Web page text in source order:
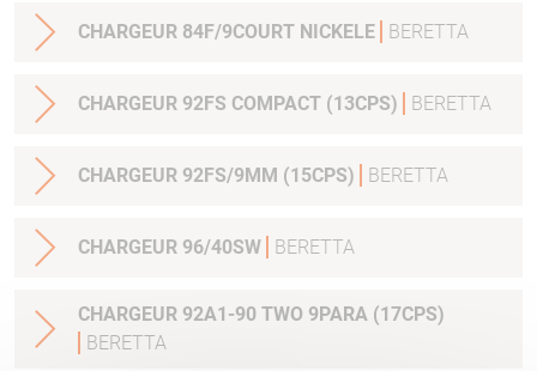
CHARGEUR 84F/9COURT NICKELE BERETTA
CHARGEUR 92FS COMPACT (13CPS) BERETTA
CHARGEUR 92FS/9MM (15CPS) BERETTA
CHARGEUR 96/40SW BERETTA
CHARGEUR 92A1-90 TWO 9PARA (17CPS)
BERETTA